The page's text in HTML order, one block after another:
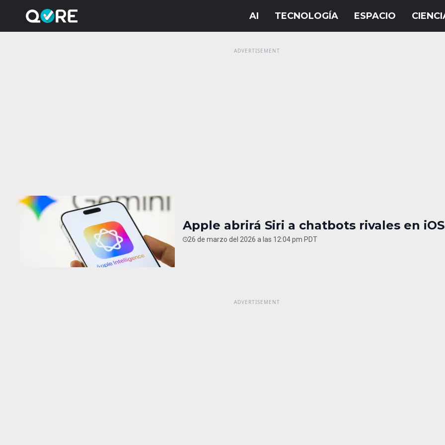
Apple abrirá Siri a chatbots rivales en
26 de marzo del 2026 a las 12:04 pm PDT